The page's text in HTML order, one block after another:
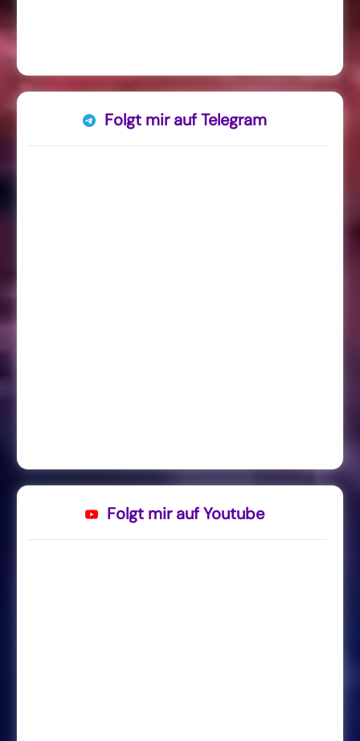
Folgt mir auf Telegram
Folgt mir auf Youtube